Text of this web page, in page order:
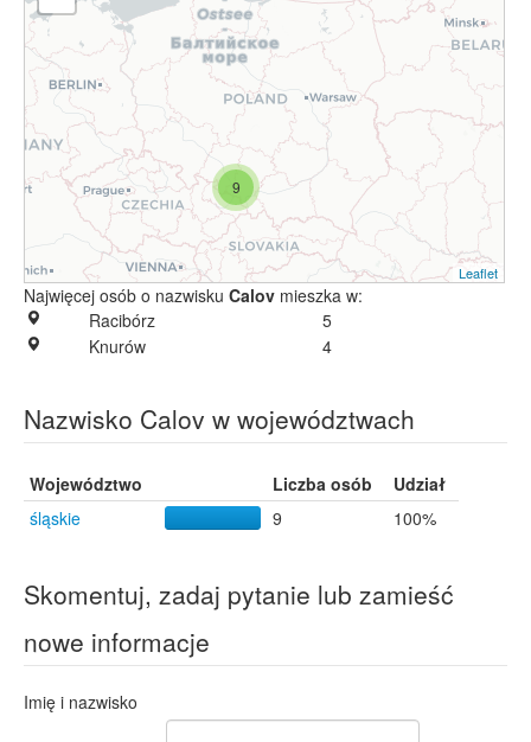
9
Leaflet
Najwięcej osób o nazwisku Calov mieszka w:
Racibórz
5
Knurów
4
Nazwisko Calov w województwach
Województwo Liczba osób
Udział
śląskie
9 100%
Skomentuj, zadaj pytanie lub zamieść
nowe informacje
Imię i nazwisko